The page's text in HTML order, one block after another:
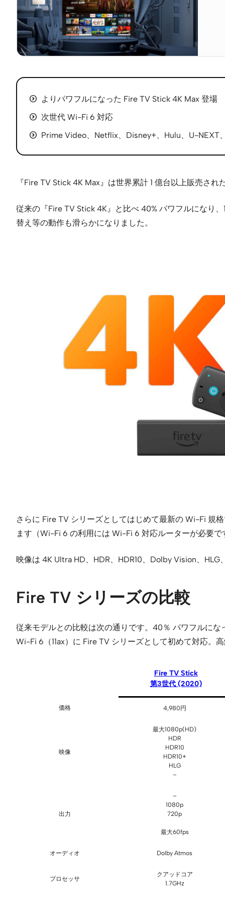
よりパワフルになった Fire TV Stick 4K Max 登場
次世代 Wi-Fi 6 対応
Prime Video、Netflix、Disney+、Hulu、U-NEXT
『Fire TV Stick 4K Max』は世界累計 1 億台以上販売さ
従来の『Fire TV Stick 4K』と比べ 40% パワフルになり
替え等の動作も滑らかになりました。
さらに Fire TV シリーズとしてはじめて最新の Wi-Fi 規
ます（Wi-Fi 6 の利用には Wi-Fi 6 対応ルーターが必要で
映像は 4K Ultra HD、HDR、HDR10、Dolby Vision、
Fire TV シリーズの比較
従来モデルとの比較は次の通りです。40％ パワフルに
Wi-Fi 6（11ax）に Fire TV シリーズとして初めて対応。
Fire TV Stick
第3世代 (2020)
価格 4,980円
映像
最大1080p(HD)
HDR
HDR10
HDR10+
HLG
–
出力
–
1080p
720p
最大60fps
オーディオ Dolby Atmos
プロセッサ
クアッドコア
1.7GHz